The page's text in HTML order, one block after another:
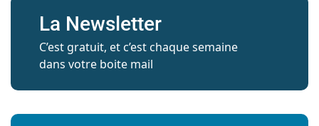
La Newsletter
C’est gratuit, et c’est chaque semaine
dans votre boite mail